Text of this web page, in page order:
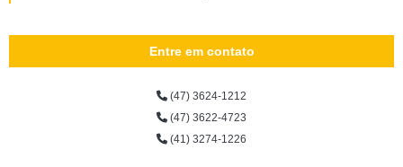
Entre em contato
(47) 3624-1212
(47) 3622-4723
(41) 3274-1226